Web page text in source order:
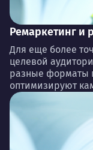
Ремаркетинг и
Для еще более
целевой
разные форматы
оптимизируют